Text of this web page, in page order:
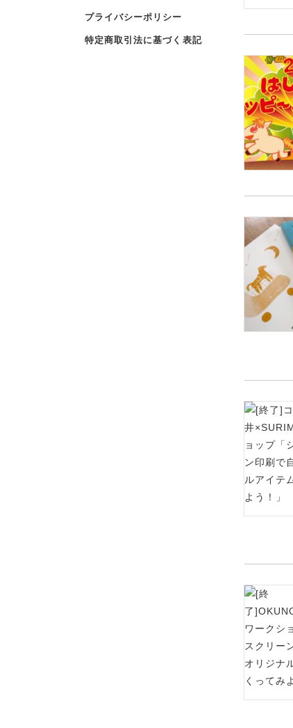
プライバシーポリシー
特定商取引法に基づく表記